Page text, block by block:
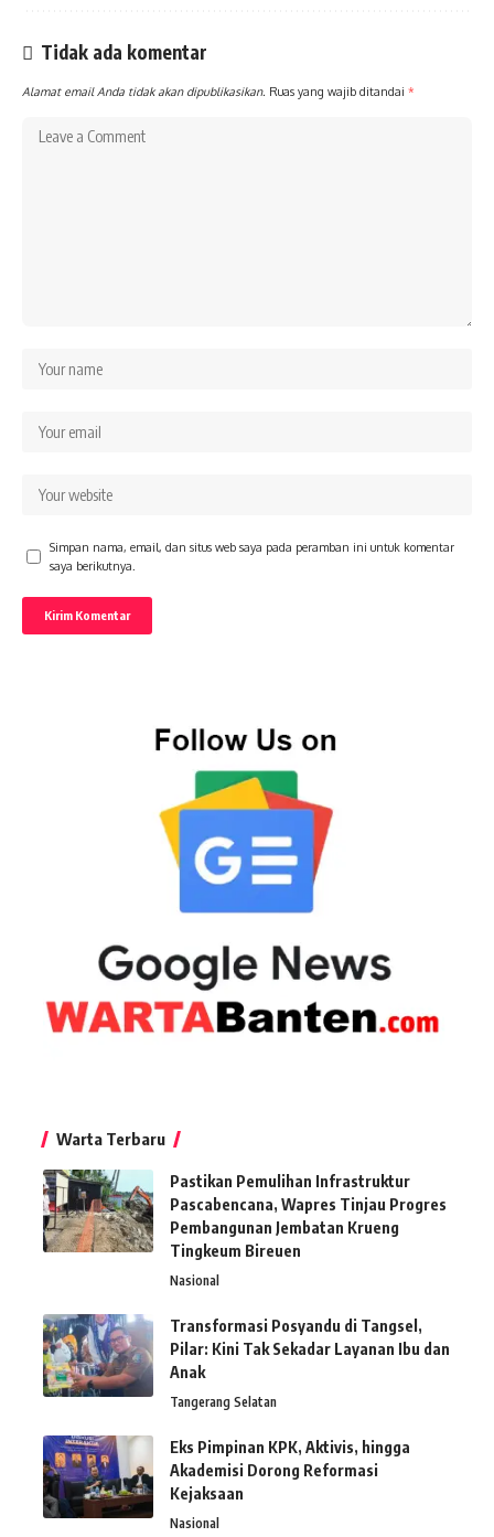
Tidak ada komentar
Alamat email Anda tidak akan dipublikasikan. Ruas yang wajib ditandai *
Simpan nama, email, dan situs web saya pada peramban ini untuk komentar
saya berikutnya.
Warta Terbaru
Pastikan Pemulihan Infrastruktur
Pascabencana, Wapres Tinjau Progres
Pembangunan Jembatan Krueng
Tingkeum Bireuen
Nasional
Transformasi Posyandu di Tangsel,
Pilar: Kini Tak Sekadar Layanan Ibu dan
Anak
Tangerang Selatan
Eks Pimpinan KPK, Aktivis, hingga
Akademisi Dorong Reformasi
Kejaksaan
Nasional